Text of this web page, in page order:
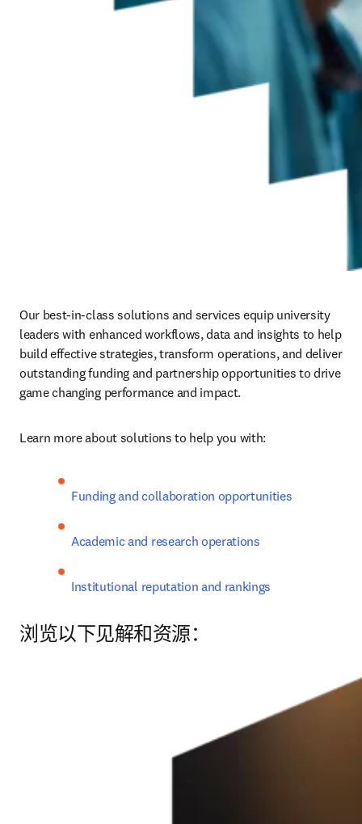
Our best-in-class solutions and services equip university
leaders with enhanced workflows, data and insights to help
build effective strategies, transform operations, and deliver
outstanding funding and partnership opportunities to drive
game changing performance and impact.
Learn more about solutions to help you with:
Funding and collaboration opportunities
Academic and research operations
Institutional reputation and rankings
浏览以下见解和资源：